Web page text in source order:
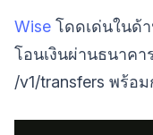
Wise โดดเด่นในด้
โอนเงินผ่านธนาคา
/v1/transfers พร้อ